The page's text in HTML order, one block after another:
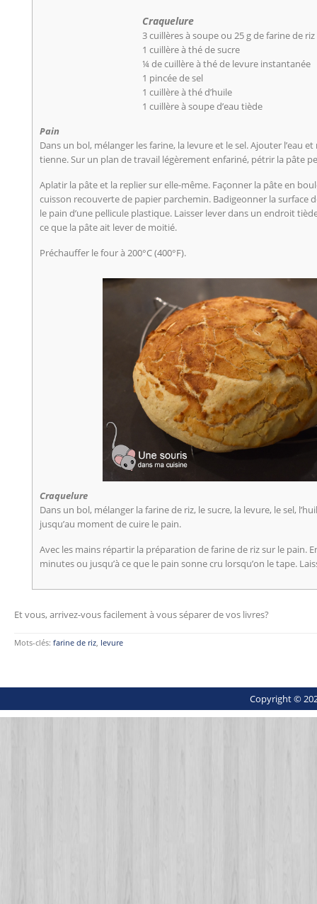
Craquelure
3 cuillères à soupe ou 25 g de farine de riz
1 cuillère à thé de sucre
¼ de cuillère à thé de levure instantanée
1 pincée de sel
1 cuillère à thé d’huile
1 cuillère à soupe d’eau tiède
Pain
Dans un bol, mélanger les farine, la levure et le sel. Ajouter l’eau
tienne. Sur un plan de travail légèrement enfariné, pétrir la pâte
Aplatir la pâte et la replier sur elle-même. Façonner la pâte en
cuisson recouverte de papier parchemin. Badigeonner la surface
le pain d’une pellicule plastique. Laisser lever dans un endroit
ce que la pâte ait lever de moitié.
Préchauffer le four à 200°C (400°F).
Craquelure
Dans un bol, mélanger la farine de riz, le sucre, la levure, le sel,
jusqu’au moment de cuire le pain.
Avec les mains répartir la préparation de farine de riz sur le pain.
minutes ou jusqu’à ce que le pain sonne cru lorsqu’on le tape.
Et vous, arrivez-vous facilement à vous séparer de vos livres?
Mots-clés: farine de riz, levure
Copyright ©